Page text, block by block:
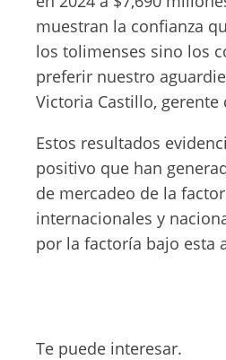
muestran la confianza
los tolimenses sino los
preferir nuestro
Victoria Castillo, gerente
Estos resultados
positivo que han
de mercadeo de la
internacionales y
por la factoría bajo esta
Te puede interesar.